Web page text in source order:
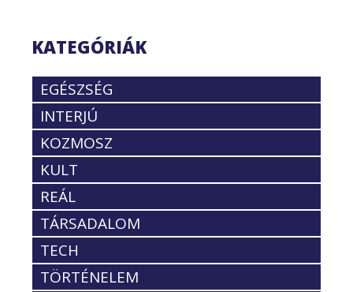
KATEGÓRIÁK
EGÉSZSÉG
INTERJÚ
KOZMOSZ
KULT
REÁL
TÁRSADALOM
TECH
TÖRTÉNELEM